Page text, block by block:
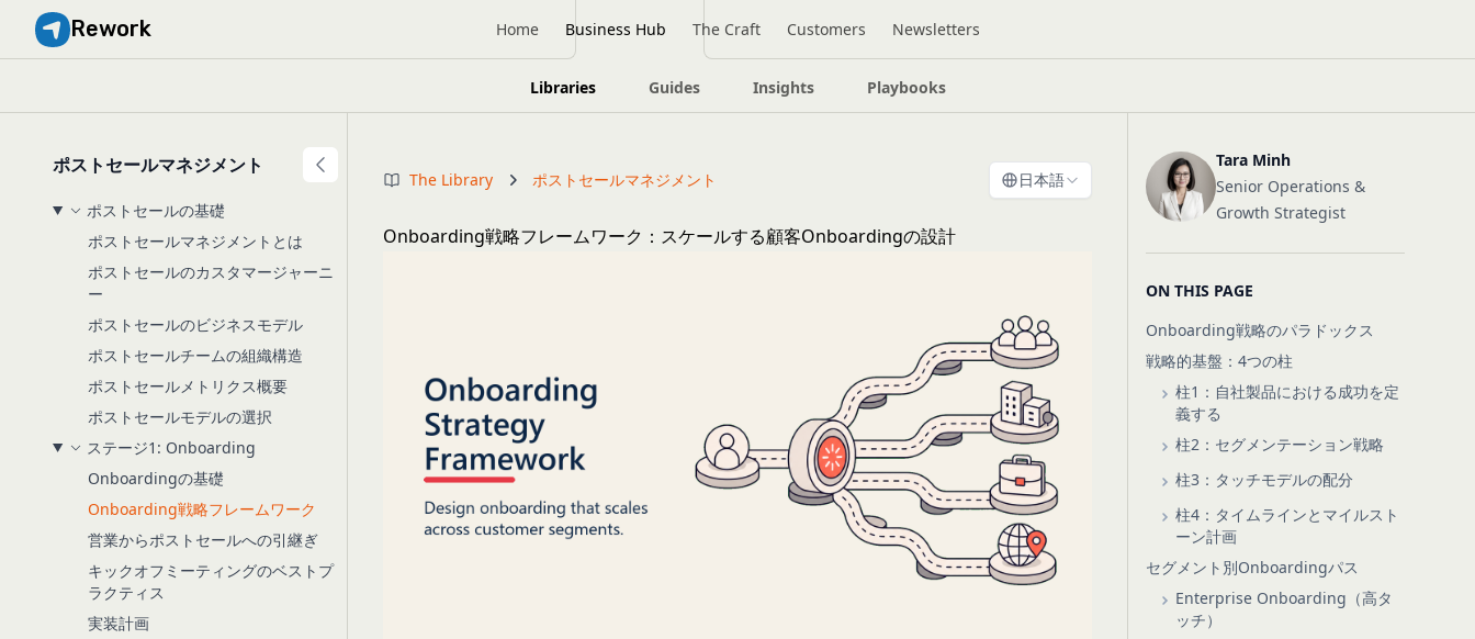
Rework Home Business Hub The Craft Customers Newsletters
Libraries Guides Insights Playbooks
ポストセールマネジメント
ポストセールの基礎
ポストセールマネジメントとは
ポストセールのカスタマージャーニ
ー
ポストセールのビジネスモデル
ポストセールチームの組織構造
ポストセールメトリクス概要
ポストセールモデルの選択
ステージ1: Onboarding
Onboardingの基礎
Onboarding戦略フレームワーク
営業からポストセールへの引継ぎ
キックオフミーティングのベストプ
ラクティス
実装計画
The Library ポストセールマネジメント 日本語
Onboarding戦略フレームワーク：スケールする顧客Onboardingの設計
Tara Minh
Senior Operations &
Growth Strategist
ON THIS PAGE
Onboarding戦略のパラドックス
戦略的基盤：4つの柱
柱1：自社製品における成功を定
義する
柱2：セグメンテーション戦略
柱3：タッチモデルの配分
柱4：タイムラインとマイルスト
ーン計画
セグメント別Onboardingパス
Enterprise Onboarding（高タ
ッチ）